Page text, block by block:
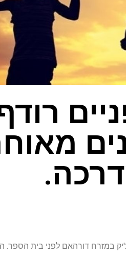
שחורה. 35 שנים
צ'יק במזרח דורהאם לפני בית הספר.